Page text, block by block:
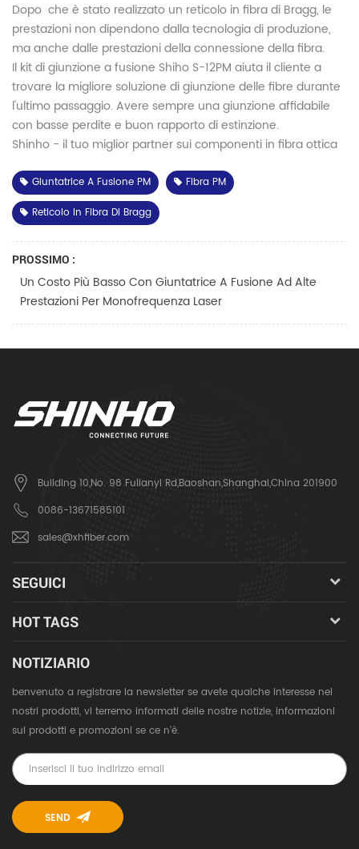
Dopo che è stato realizzato un reticolo in fibra di Bragg, le
prestazioni non dipendono dalla tecnologia di produzione,
ma anche dalle prestazioni della connessione della fibra.
Il kit di giunzione a fusione Shiho S-12PM aiuta il cliente a
trovare la migliore soluzione di giunzione delle fibre durante
l'ultimo passaggio. Avere sempre una giunzione affidabile
con basse perdite e buon rapporto di estinzione.
Shinho - il tuo miglior partner sui componenti in fibra ottica
Giuntatrice A Fusione PM
Fibra PM
Reticolo In Fibra Di Bragg
PROSSIMO :
Un Costo Più Basso Con Giuntatrice A Fusione Ad Alte
Prestazioni Per Monofrequenza Laser
Building 10,No. 98 Fulianyi Rd,Baoshan,Shanghai,China 201900
0086-13671585101
sales@xhfiber.com
SEGUICI
HOT TAGS
NOTIZIARIO
benvenuto a registrare la newsletter se avete qualche interesse nei
nostri prodotti, vi terremo informati delle nostre notizie, informazioni
sui prodotti e promozioni se ce n'è.